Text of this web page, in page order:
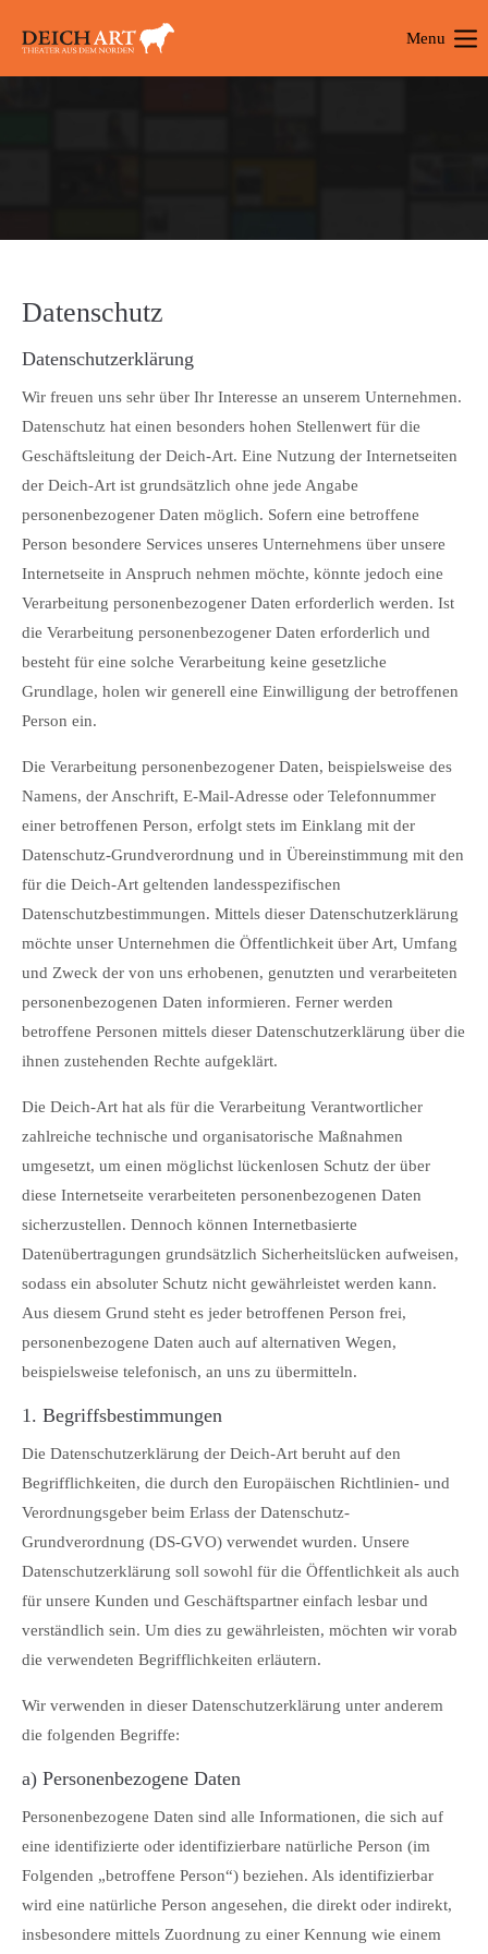
Login
Anmelden
Register|Lost your password?
Support
Lorem ipsum dolor sit amet:
24h/ 365days
We offer support for our customers
Get in touch
376-293 City Road, Suite 600
San Francisco, CA 94102
Have any questions?
+44 1234 567 890
Drop us a line
About us
Lorem ipsum dolor sit amet, consectetuer adipiscing elit.
sociis natoque penatibus et magnis dis parturient montes,
nascetur ridiculus mus. Donec quam felis, ultricies nec.
Menu
Datenschutz
Datenschutzerklärung
Wir freuen uns sehr über Ihr Interesse an unserem Unternehmen.
Datenschutz hat einen besonders hohen Stellenwert für die
Geschäftsleitung der Deich-Art. Eine Nutzung der Internetseiten
der Deich-Art ist grundsätzlich ohne jede Angabe
personenbezogener Daten möglich. Sofern eine betroffene
Person besondere Services unseres Unternehmens über unsere
Internetseite in Anspruch nehmen möchte, könnte jedoch eine
Verarbeitung personenbezogener Daten erforderlich werden. Ist
die Verarbeitung personenbezogener Daten erforderlich und
besteht für eine solche Verarbeitung keine gesetzliche
Grundlage, holen wir generell eine Einwilligung der betroffenen
Person ein.
Die Verarbeitung personenbezogener Daten, beispielsweise des
Namens, der Anschrift, E-Mail-Adresse oder Telefonnummer
einer betroffenen Person, erfolgt stets im Einklang mit der
Datenschutz-Grundverordnung und in Übereinstimmung mit den
für die Deich-Art geltenden landesspezifischen
Datenschutzbestimmungen. Mittels dieser Datenschutzerklärung
möchte unser Unternehmen die Öffentlichkeit über Art, Umfang
und Zweck der von uns erhobenen, genutzten und verarbeiteten
personenbezogenen Daten informieren. Ferner werden
betroffene Personen mittels dieser Datenschutzerklärung über die
ihnen zustehenden Rechte aufgeklärt.
Die Deich-Art hat als für die Verarbeitung Verantwortlicher
zahlreiche technische und organisatorische Maßnahmen
umgesetzt, um einen möglichst lückenlosen Schutz der über
diese Internetseite verarbeiteten personenbezogenen Daten
sicherzustellen. Dennoch können Internetbasierte
Datenübertragungen grundsätzlich Sicherheitslücken aufweisen,
sodass ein absoluter Schutz nicht gewährleistet werden kann.
Aus diesem Grund steht es jeder betroffenen Person frei,
personenbezogene Daten auch auf alternativen Wegen,
beispielsweise telefonisch, an uns zu übermitteln.
1. Begriffsbestimmungen
Die Datenschutzerklärung der Deich-Art beruht auf den
Begrifflichkeiten, die durch den Europäischen Richtlinien- und
Verordnungsgeber beim Erlass der Datenschutz-
Grundverordnung (DS-GVO) verwendet wurden. Unsere
Datenschutzerklärung soll sowohl für die Öffentlichkeit als auch
für unsere Kunden und Geschäftspartner einfach lesbar und
verständlich sein. Um dies zu gewährleisten, möchten wir vorab
die verwendeten Begrifflichkeiten erläutern.
Wir verwenden in dieser Datenschutzerklärung unter anderem
die folgenden Begriffe:
a) Personenbezogene Daten
Personenbezogene Daten sind alle Informationen, die sich auf
eine identifizierte oder identifizierbare natürliche Person (im
Folgenden „betroffene Person“) beziehen. Als identifizierbar
wird eine natürliche Person angesehen, die direkt oder indirekt,
insbesondere mittels Zuordnung zu einer Kennung wie einem